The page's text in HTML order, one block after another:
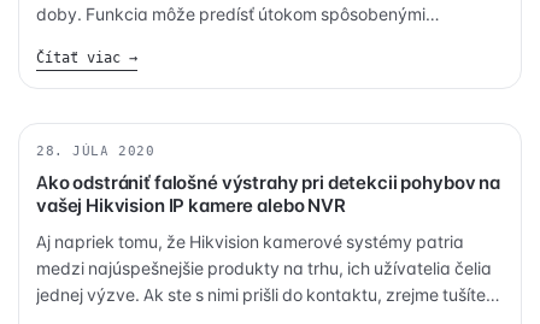
doby. Funkcia môže predísť útokom spôsobenými
môže pomôcť pri hľadaní zabudnutých objektov.
Čítať viac →
KAMERY
28. JÚLA 2020
Ako odstrániť falošné výstrahy pri detekcii pohybov na
vašej Hikvision IP kamere alebo NVR
Aj napriek tomu, že Hikvision kamerové systémy patria
medzi najúspešnejšie produkty na trhu, ich užívatelia čelia
jednej výzve. Ak ste s nimi prišli do kontaktu, zrejme tušíte,